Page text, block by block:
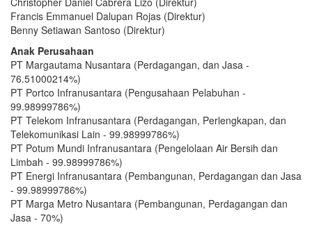
Francis Emmanuel Dalupan Rojas (Direktur)
Benny Setiawan Santoso (Direktur)
Anak Perusahaan
PT Margautama Nusantara (Perdagangan, dan Jasa -
76.51000214%)
PT Portco Infranusantara (Pengusahaan Pelabuhan -
99.98999786%)
PT Telekom Infranusantara (Perdagangan, Perlengkapan, dan
Telekomunikasi Lain - 99.98999786%)
PT Potum Mundi Infranusantara (Pengelolaan Air Bersih dan
Limbah - 99.98999786%)
PT Energi Infranusantara (Pembangunan, Perdagangan dan Jasa
- 99.98999786%)
PT Marga Metro Nusantara (Pembangunan, Perdagangan dan
Jasa - 70%)